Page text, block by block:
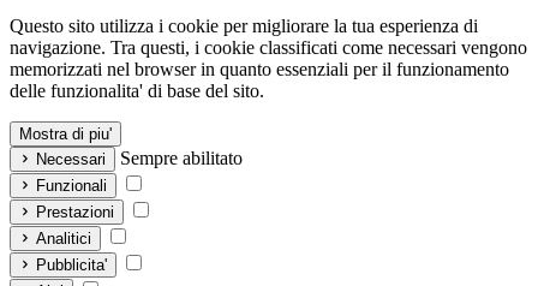
Questo sito utilizza i cookie per migliorare la tua esperienza di
navigazione. Tra questi, i cookie classificati come necessari vengono
memorizzati nel browser in quanto essenziali per il funzionamento
delle funzionalita' di base del sito.
Mostra di piu'
Necessari
Sempre abilitato
Funzionali
Prestazioni
Analitici
Pubblicita'